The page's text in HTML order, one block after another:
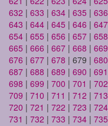
632 | 633 | 634 | 635 | 636
643 | 644 | 645 | 646 | 647
654 | 655 | 656 | 657 | 658
665 | 666 | 667 | 668 | 669
676 | 677 | 678 | 679 | 680
687 | 688 | 689 | 690 | 691
698 | 699 | 700 | 701 | 702
709 | 710 | 711 | 712 | 713
720 | 721 | 722 | 723 | 724
731 | 732 | 733 | 734 | 735